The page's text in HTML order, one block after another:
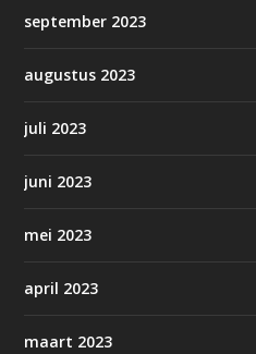
september 2023
augustus 2023
juli 2023
juni 2023
mei 2023
april 2023
maart 2023